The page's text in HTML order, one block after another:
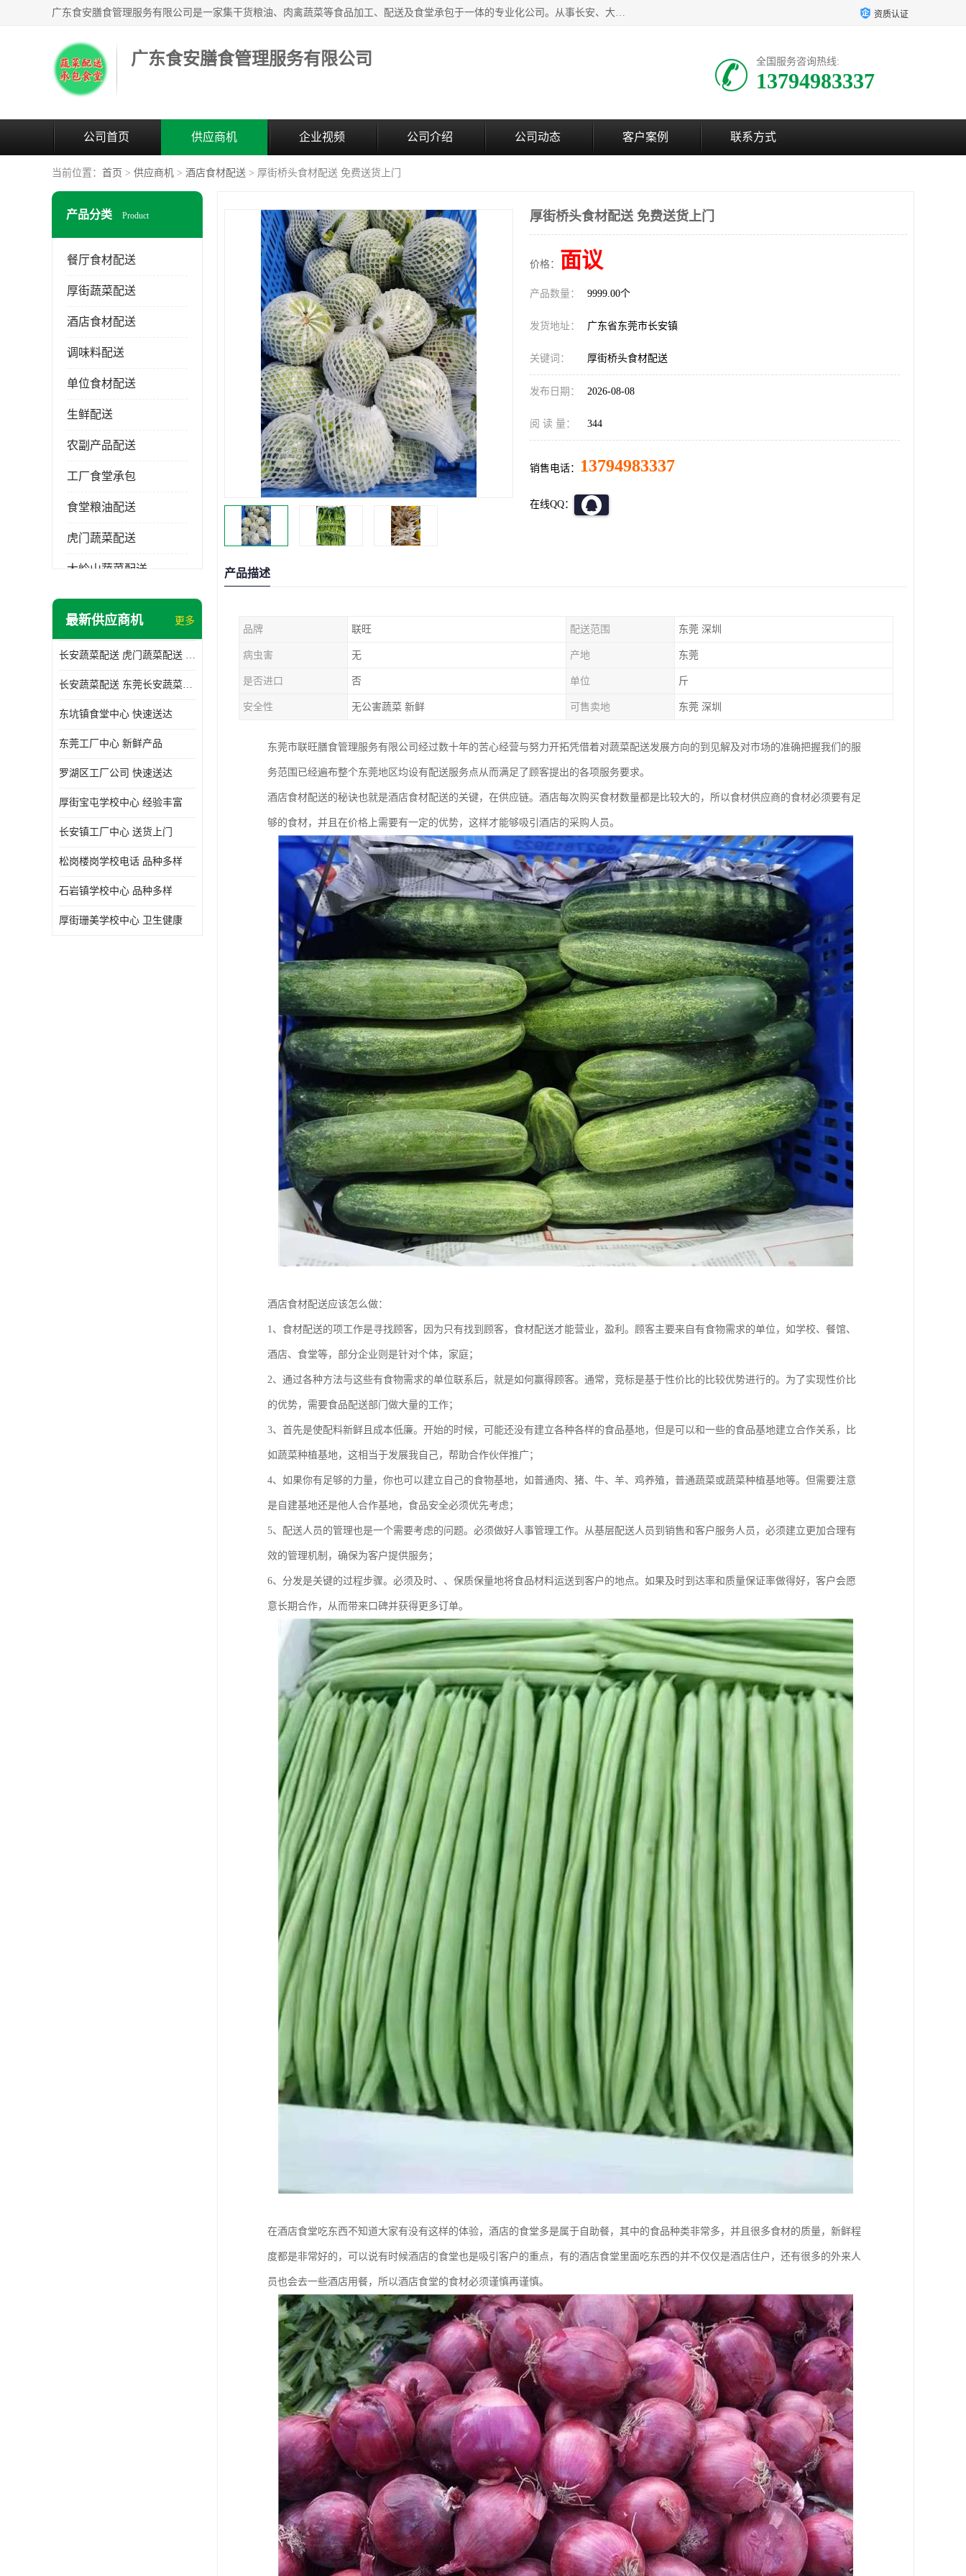
广东食安膳食管理服务有限公司是一家集干货粮油、肉禽蔬菜等食品加工、配送及食堂承包于一体的专业化公司。从事长安、大朗、大岭山、厚街、虎门等地区的蔬菜配送服务。 专业的服务队伍，以及完善的服务机制，经过多年的努力拼搏，赢得了广大客户的信赖和支持。 资质认证
广东食安膳食管理服务有限公司 全国服务咨询热线:
13794983337
公司首页 供应商机 企业视频 公司介绍 公司动态 客户案例 联系方式
当前位置： 首页 > 供应商机 > 酒店食材配送 > 厚街桥头食材配送 免费送货上门
产品分类 Product
餐厅食材配送
厚街蔬菜配送
酒店食材配送
调味料配送
单位食材配送
生鲜配送
农副产品配送
工厂食堂承包
食堂粮油配送
虎门蔬菜配送
大岭山蔬菜配送
长安蔬菜配送
最新供应商机 更多
长安蔬菜配送 虎门蔬菜配送 厚街蔬菜配送 大朗蔬菜配送
长安蔬菜配送 东莞长安蔬菜配送哪家好
东坑镇食堂中心 快速送达
东莞工厂中心 新鲜产品
罗湖区工厂公司 快速送达
厚街宝屯学校中心 经验丰富
长安镇工厂中心 送货上门
松岗楼岗学校电话 品种多样
石岩镇学校中心 品种多样
厚街珊美学校中心 卫生健康
厚街桥头食材配送 免费送货上门
价格： 面议
产品数量： 9999.00个
发货地址： 广东省东莞市长安镇
关键词： 厚街桥头食材配送
发布日期： 2026-08-08
阅 读 量： 344
销售电话： 13794983337
在线QQ：
产品描述
品牌 联旺 配送范围 东莞 深圳
病虫害 无 产地 东莞
是否进口 否 单位 斤
安全性 无公害蔬菜 新鲜 可售卖地 东莞 深圳
东莞市联旺膳食管理服务有限公司经过数十年的苦心经营与努力开拓凭借着对蔬菜配送发展方向的到见解及对市场的准确把握我们的服
务范围已经遍布整个东莞地区均设有配送服务点从而满足了顾客提出的各项服务要求。
酒店食材配送的秘诀也就是酒店食材配送的关键，在供应链。酒店每次购买食材数量都是比较大的，所以食材供应商的食材必须要有足
够的食材，并且在价格上需要有一定的优势，这样才能够吸引酒店的采购人员。
酒店食材配送应该怎么做：
1、食材配送的项工作是寻找顾客，因为只有找到顾客，食材配送才能营业，盈利。顾客主要来自有食物需求的单位，如学校、餐馆、
酒店、食堂等，部分企业则是针对个体，家庭；
2、通过各种方法与这些有食物需求的单位联系后，就是如何赢得顾客。通常，竞标是基于性价比的比较优势进行的。为了实现性价比
的优势，需要食品配送部门做大量的工作；
3、首先是使配料新鲜且成本低廉。开始的时候，可能还没有建立各种各样的食品基地，但是可以和一些的食品基地建立合作关系，比
如蔬菜种植基地，这相当于发展我自己，帮助合作伙伴推广；
4、如果你有足够的力量，你也可以建立自己的食物基地，如普通肉、猪、牛、羊、鸡养殖，普通蔬菜或蔬菜种植基地等。但需要注意
是自建基地还是他人合作基地，食品安全必须优先考虑；
5、配送人员的管理也是一个需要考虑的问题。必须做好人事管理工作。从基层配送人员到销售和客户服务人员，必须建立更加合理有
效的管理机制，确保为客户提供服务；
6、分发是关键的过程步骤。必须及时、、保质保量地将食品材料运送到客户的地点。如果及时到达率和质量保证率做得好，客户会愿
意长期合作，从而带来口碑并获得更多订单。
在酒店食堂吃东西不知道大家有没有这样的体验，酒店的食堂多是属于自助餐，其中的食品种类非常多，并且很多食材的质量，新鲜程
度都是非常好的，可以说有时候酒店的食堂也是吸引客户的重点，有的酒店食堂里面吃东西的并不仅仅是酒店住户，还有很多的外来人
员也会去一些酒店用餐，所以酒店食堂的食材必须谨慎再谨慎。